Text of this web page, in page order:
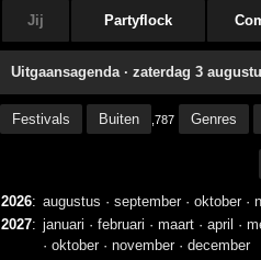
Jij Partyflock
Uitgaansagenda · zaterdag 3
Festivals Buiten ,787 Genres
2026: augustus · september· oktober·
2027: januari · februari · maart · april ·
· oktober· november· december